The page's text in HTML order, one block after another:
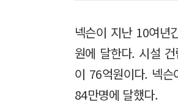
넥슨이 지난 10여년
원에 달한다. 시설
이 76억원이다. 넥
84만명에 달했다.